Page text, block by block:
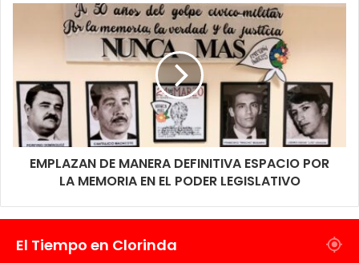
fortalecer la prevención y respuesta ante incendios.
EMPLAZAN DE MANERA DEFINITIVA ESPACIO POR
LA MEMORIA EN EL PODER LEGISLATIVO
El Tiempo en Clorinda